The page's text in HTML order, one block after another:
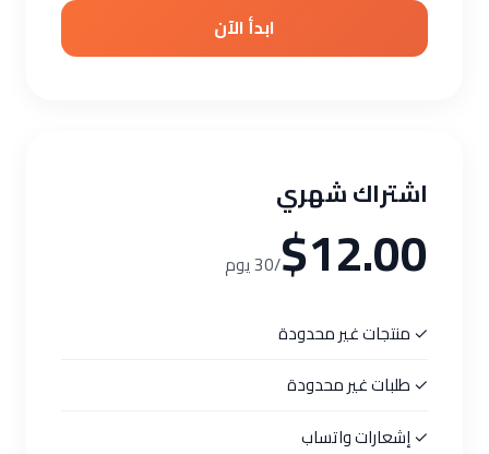
ابدأ الآن
اشتراك شهري
$12.00/30 يوم
✓ منتجات غير محدودة
✓ طلبات غير محدودة
✓ إشعارات واتساب